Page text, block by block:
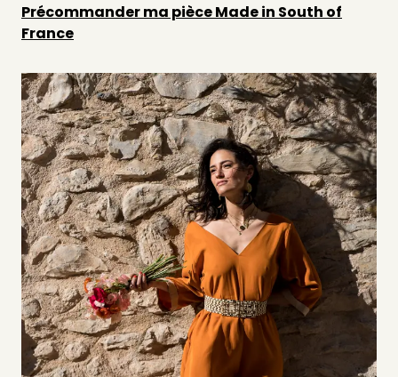
Précommander ma pièce Made in South of
France